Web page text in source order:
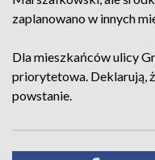
zaplanowano w innych
Dla mieszkańców ulicy
priorytetowa. Deklarują,
powstanie.